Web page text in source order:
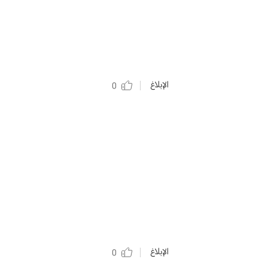
الإبلاغ 0
الإبلاغ 0